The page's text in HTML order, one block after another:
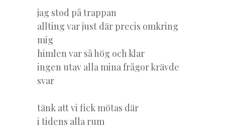
jag stod på trappan
allting var just där precis omkring
mig
himlen var så hög och klar
ingen utav alla mina frågor krävde
svar
tänk att vi fick mötas där
i tidens alla rum